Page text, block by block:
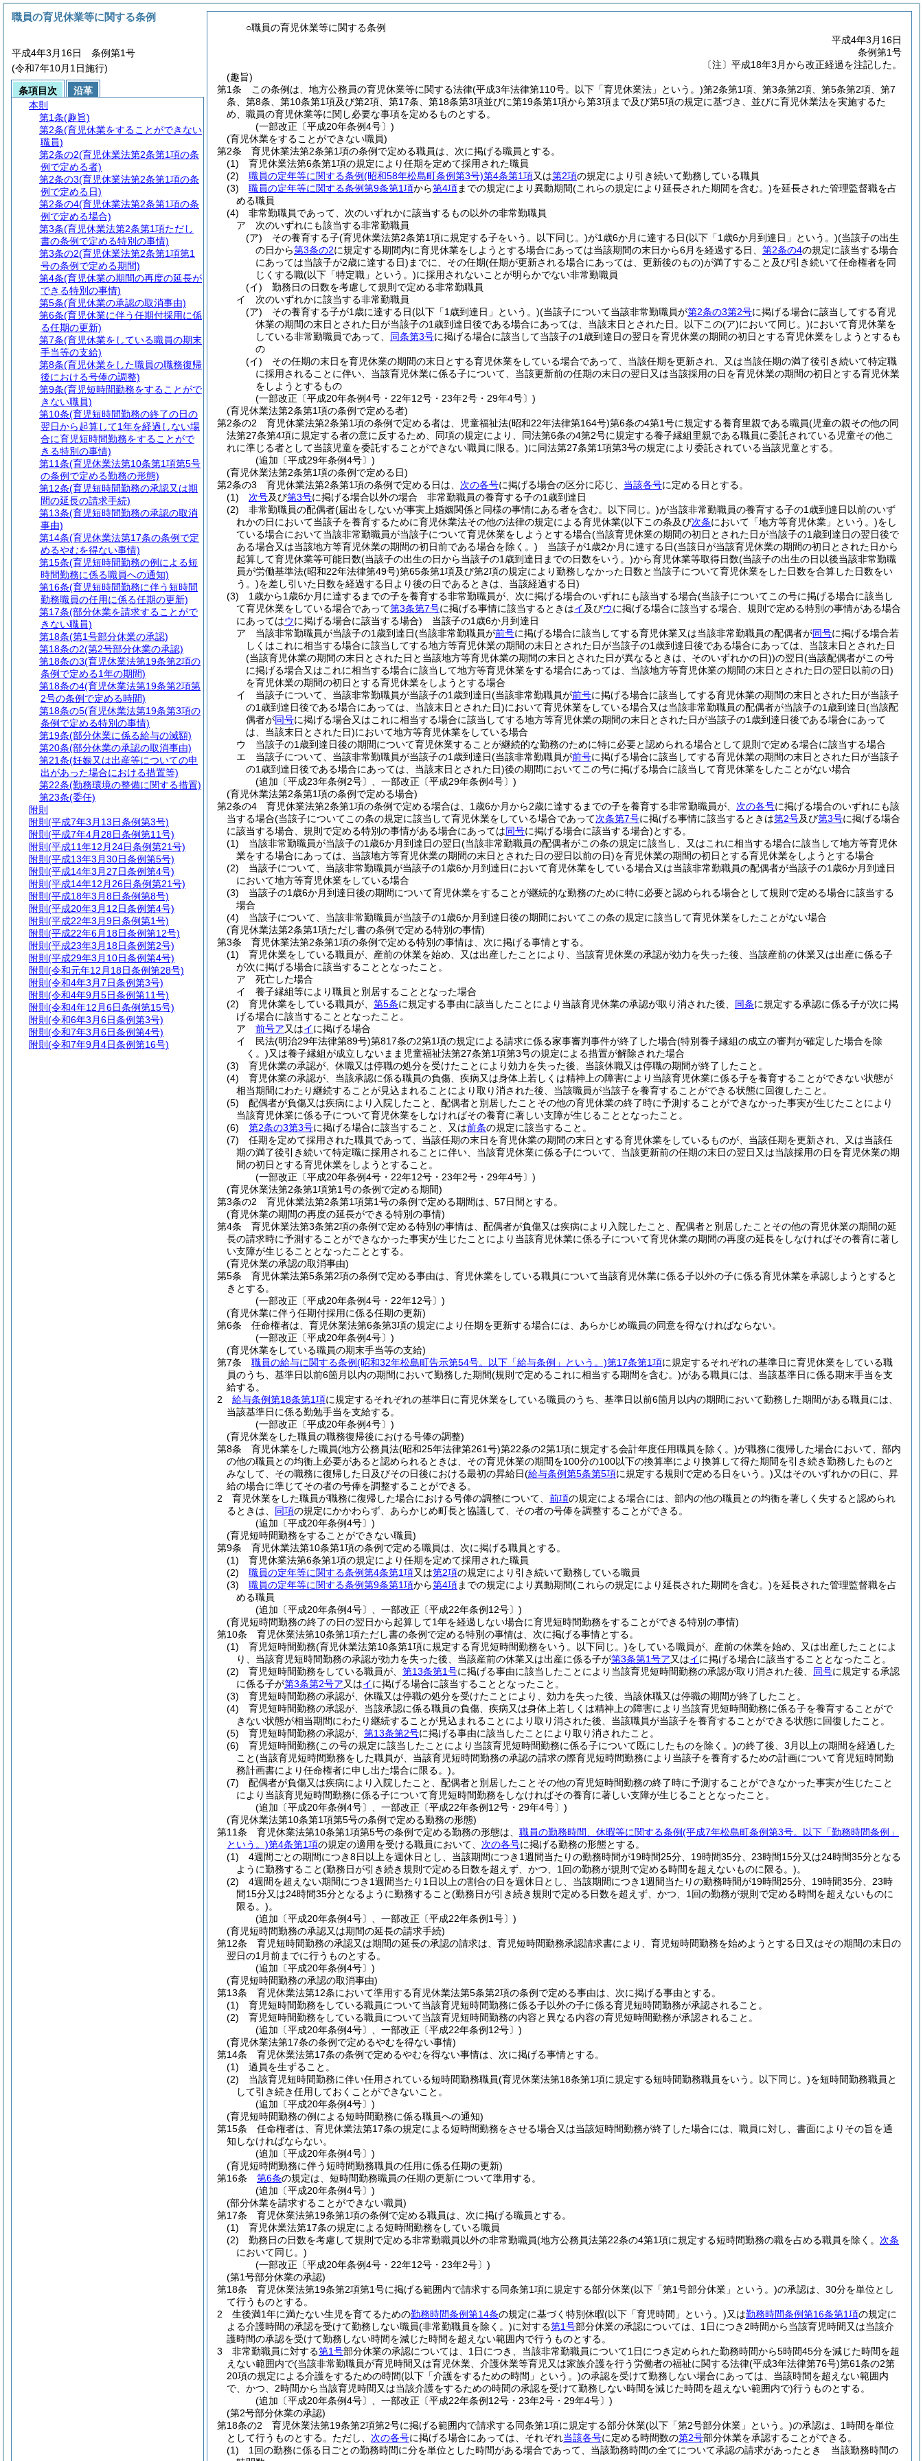
○職員の育児休業等に関する条例
平成4年3月16日
条例第1号
〔注〕平成18年3月から改正経過を注記した。
(趣旨)
第1条
この条例は、地方公務員の育児休業等に関する法律(平成3年法律第110号。以下「育児休業法」という。)第2条第1項、第3条第2項、第5条第2項、第7
条、第8条、第10条第1項及び第2項、第17条、第18条第3項並びに第19条第1項から第3項まで及び第5項の規定に基づき、並びに育児休業法を実施するた
め、職員の育児休業等に関し必要な事項を定めるものとする。
(一部改正〔平成20年条例4号〕)
(育児休業をすることができない職員)
第2条
育児休業法第2条第1項の条例で定める職員は、次に掲げる職員とする。
(1)
育児休業法第6条第1項の規定により任期を定めて採用された職員
(2)
職員の定年等に関する条例(昭和58年松島町条例第3号)第4条第1項又は第2項の規定により引き続いて勤務している職員
(3)
職員の定年等に関する条例第9条第1項から第4項までの規定により異動期間(これらの規定により延長された期間を含む。)を延長された管理監督職を占
める職員
(4)
非常勤職員であって、次のいずれかに該当するもの以外の非常勤職員
ア
次のいずれにも該当する非常勤職員
(ア)
その養育する子(育児休業法第2条第1項に規定する子をいう。以下同じ。)が1歳6か月に達する日(以下「1歳6か月到達日」という。)(当該子の出生
の日から第3条の2に規定する期間内に育児休業をしようとする場合にあっては当該期間の末日から6月を経過する日、第2条の4の規定に該当する場合
にあっては当該子が2歳に達する日) までに、その任期(任期が更新される場合にあっては、更新後のもの)が満了すること及び引き続いて任命権者を同
じくする職(以下「特定職」という。)に採用されないことが明らかでない非常勤職員
(イ)
勤務日の日数を考慮して規則で定める非常勤職員
イ
次のいずれかに該当する非常勤職員
(ア)
その養育する子が1歳に達する日(以下「1歳到達日」という。)(当該子について当該非常勤職員が第2条の3第2号に掲げる場合に該当してする育児
休業の期間の末日とされた日が当該子の1歳到達日後である場合にあっては、当該末日とされた日。以下この(ア)において同じ。)において育児休業を
している非常勤職員であって、 同条第3号に掲げる場合に該当して当該子の1歳到達日の翌日を育児休業の期間の初日とする育児休業をしようとするも
の
(イ)
その任期の末日を育児休業の期間の末日とする育児休業をしている場合であって、当該任期を更新され、又は当該任期の満了後引き続いて特定職
に採用されることに伴い、当該育児休業に係る子について、当該更新前の任期の末日の翌日又は当該採用の日を育児休業の期間の初日とする育児休業
をしようとするもの
(一部改正〔平成20年条例4号・22年12号・23年2号・29年4号〕)
(育児休業法第2条第1項の条例で定める者)
第2条の2
育児休業法第2条第1項の条例で定める者は、児童福祉法(昭和22年法律第164号)第6条の4第1号に規定する養育里親である職員(児童の親その他の同
法第27条第4項に規定する者の意に反するため、同項の規定により、同法第6条の4第2号に規定する養子縁組里親である職員に委託されている児童その他こ
れに準じる者として当該児童を委託することができない職員に限る。)に同法第27条第1項第3号の規定により委託されている当該児童とする。
(追加〔平成29年条例4号〕)
(育児休業法第2条第1項の条例で定める日)
第2条の3
育児休業法第2条第1項の条例で定める日は、 次の各号に掲げる場合の区分に応じ、 当該各号に定める日とする。
(1)
次号及び第3号に掲げる場合以外の場合 非常勤職員の養育する子の1歳到達日
(2)
非常勤職員の配偶者(届出をしないが事実上婚姻関係と同様の事情にある者を含む。以下同じ。)が当該非常勤職員の養育する子の1歳到達日以前のいず
れかの日において当該子を養育するために育児休業法その他の法律の規定による育児休業(以下この条及び次条において「地方等育児休業」という。)をし
ている場合において当該非常勤職員が当該子について育児休業をしようとする場合(当該育児休業の期間の初日とされた日が当該子の1歳到達日の翌日後で
ある場合又は当該地方等育児休業の期間の初日前である場合を除く。) 当該子が1歳2か月に達する日(当該日が当該育児休業の期間の初日とされた日から
起算して育児休業等可能日数(当該子の出生の日から当該子の1歳到達日までの日数をいう。)から育児休業等取得日数(当該子の出生の日以後当該非常勤職
員が労働基準法(昭和22年法律第49号)第65条第1項及び第2項の規定により勤務しなかった日数と当該子について育児休業をした日数を合算した日数をい
う。)を差し引いた日数を経過する日より後の日であるときは、当該経過する日)
(3)
1歳から1歳6か月に達するまでの子を養育する非常勤職員が、次に掲げる場合のいずれにも該当する場合(当該子についてこの号に掲げる場合に該当し
て育児休業をしている場合であって第3条第7号に掲げる事情に該当するときはイ及びウに掲げる場合に該当する場合、規則で定める特別の事情がある場合
にあってはウに掲げる場合に該当する場合) 当該子の1歳6か月到達日
ア
当該非常勤職員が当該子の1歳到達日(当該非常勤職員が前号に掲げる場合に該当してする育児休業又は当該非常勤職員の配偶者が同号に掲げる場合若
しくはこれに相当する場合に該当してする地方等育児休業の期間の末日とされた日が当該子の1歳到達日後である場合にあっては、当該末日とされた日
(当該育児休業の期間の末日とされた日と当該地方等育児休業の期間の末日とされた日が異なるときは、そのいずれかの日))の翌日(当該配偶者がこの号
に掲げる場合又はこれに相当する場合に該当して地方等育児休業をする場合にあっては、当該地方等育児休業の期間の末日とされた日の翌日以前の日)
を育児休業の期間の初日とする育児休業をしようとする場合
イ
当該子について、当該非常勤職員が当該子の1歳到達日(当該非常勤職員が前号に掲げる場合に該当してする育児休業の期間の末日とされた日が当該子
の1歳到達日後である場合にあっては、当該末日とされた日)において育児休業をしている場合又は当該非常勤職員の配偶者が当該子の1歳到達日(当該配
偶者が同号に掲げる場合又はこれに相当する場合に該当してする地方等育児休業の期間の末日とされた日が当該子の1歳到達日後である場合にあって
は、当該末日とされた日)において地方等育児休業をしている場合
ウ
当該子の1歳到達日後の期間について育児休業することが継続的な勤務のために特に必要と認められる場合として規則で定める場合に該当する場合
エ
当該子について、当該非常勤職員が当該子の1歳到達日(当該非常勤職員が前号に掲げる場合に該当してする育児休業の期間の末日とされた日が当該子
の1歳到達日後である場合にあっては、当該末日とされた日)後の期間においてこの号に掲げる場合に該当して育児休業をしたことがない場合
(追加〔平成23年条例2号〕、一部改正〔平成29年条例4号〕)
(育児休業法第2条第1項の条例で定める場合)
第2条の4
育児休業法第2条第1項の条例で定める場合は、1歳6か月から2歳に達するまでの子を養育する非常勤職員が、 次の各号に掲げる場合のいずれにも該
当する場合(当該子についてこの条の規定に該当して育児休業をしている場合であって次条第7号に掲げる事情に該当するときは第2号及び第3号に掲げる場合
に該当する場合、規則で定める特別の事情がある場合にあっては同号に掲げる場合に該当する場合)とする。
(1)
当該非常勤職員が当該子の1歳6か月到達日の翌日(当該非常勤職員の配偶者がこの条の規定に該当し、又はこれに相当する場合に該当して地方等育児休
業をする場合にあっては、当該地方等育児休業の期間の末日とされた日の翌日以前の日)を育児休業の期間の初日とする育児休業をしようとする場合
(2)
当該子について、当該非常勤職員が当該子の1歳6か月到達日において育児休業をしている場合又は当該非常勤職員の配偶者が当該子の1歳6か月到達日
において地方等育児休業をしている場合
(3)
当該子の1歳6か月到達日後の期間について育児休業をすることが継続的な勤務のために特に必要と認められる場合として規則で定める場合に該当する
場合
(4)
当該子について、当該非常勤職員が当該子の1歳6か月到達日後の期間においてこの条の規定に該当して育児休業をしたことがない場合
(育児休業法第2条第1項ただし書の条例で定める特別の事情)
第3条
育児休業法第2条第1項の条例で定める特別の事情は、次に掲げる事情とする。
(1)
育児休業をしている職員が、産前の休業を始め、又は出産したことにより、当該育児休業の承認が効力を失った後、当該産前の休業又は出産に係る子
が次に掲げる場合に該当することとなったこと。
ア
死亡した場合
イ
養子縁組等により職員と別居することとなった場合
(2)
育児休業をしている職員が、 第5条に規定する事由に該当したことにより当該育児休業の承認が取り消された後、 同条に規定する承認に係る子が次に掲
げる場合に該当することとなったこと。
ア
前号ア又はイに掲げる場合
イ
民法(明治29年法律第89号)第817条の2第1項の規定による請求に係る家事審判事件が終了した場合(特別養子縁組の成立の審判が確定した場合を除
く。)又は養子縁組が成立しないまま児童福祉法第27条第1項第3号の規定による措置が解除された場合
(3)
育児休業の承認が、休職又は停職の処分を受けたことにより効力を失った後、当該休職又は停職の期間が終了したこと。
(4)
育児休業の承認が、当該承認に係る職員の負傷、疾病又は身体上若しくは精神上の障害により当該育児休業に係る子を養育することができない状態が
相当期間にわたり継続することが見込まれることにより取り消された後、当該職員が当該子を養育することができる状態に回復したこと。
(5)
配偶者が負傷又は疾病により入院したこと、配偶者と別居したことその他の育児休業の終了時に予測することができなかった事実が生じたことにより
当該育児休業に係る子について育児休業をしなければその養育に著しい支障が生じることとなったこと。
(6)
第2条の3第3号に掲げる場合に該当すること、又は前条の規定に該当すること。
(7)
任期を定めて採用された職員であって、当該任期の末日を育児休業の期間の末日とする育児休業をしているものが、当該任期を更新され、又は当該任
期の満了後引き続いて特定職に採用されることに伴い、当該育児休業に係る子について、当該更新前の任期の末日の翌日又は当該採用の日を育児休業の期
間の初日とする育児休業をしようとすること。
(一部改正〔平成20年条例4号・22年12号・23年2号・29年4号〕)
(育児休業法第2条第1項第1号の条例で定める期間)
第3条の2
育児休業法第2条第1項第1号の条例で定める期間は、57日間とする。
(育児休業の期間の再度の延長ができる特別の事情)
第4条
育児休業法第3条第2項の条例で定める特別の事情は、配偶者が負傷又は疾病により入院したこと、配偶者と別居したことその他の育児休業の期間の延
長の請求時に予測することができなかった事実が生じたことにより当該育児休業に係る子について育児休業の期間の再度の延長をしなければその養育に著し
い支障が生じることとなったこととする。
(育児休業の承認の取消事由)
第5条
育児休業法第5条第2項の条例で定める事由は、育児休業をしている職員について当該育児休業に係る子以外の子に係る育児休業を承認しようとすると
きとする。
(一部改正〔平成20年条例4号・22年12号〕)
(育児休業に伴う任期付採用に係る任期の更新)
第6条
任命権者は、育児休業法第6条第3項の規定により任期を更新する場合には、あらかじめ職員の同意を得なければならない。
(一部改正〔平成20年条例4号〕)
(育児休業をしている職員の期末手当等の支給)
第7条
職員の給与に関する条例(昭和32年松島町告示第54号。以下「給与条例」という。)第17条第1項に規定するそれぞれの基準日に育児休業をしている職
員のうち、基準日以前6箇月以内の期間において勤務した期間(規則で定めるこれに相当する期間を含む。)がある職員には、当該基準日に係る期末手当を支
給する。
2
給与条例第18条第1項に規定するそれぞれの基準日に育児休業をしている職員のうち、基準日以前6箇月以内の期間において勤務した期間がある職員には、
当該基準日に係る勤勉手当を支給する。
(一部改正〔平成20年条例4号〕)
(育児休業をした職員の職務復帰後における号俸の調整)
第8条
育児休業をした職員(地方公務員法(昭和25年法律第261号)第22条の2第1項に規定する会計年度任用職員を除く。)が職務に復帰した場合において、部内
の他の職員との均衡上必要があると認められるときは、その育児休業の期間を100分の100以下の換算率により換算して得た期間を引き続き勤務したものと
みなして、その職務に復帰した日及びその日後における最初の昇給日(給与条例第5条第5項に規定する規則で定める日をいう。)又はそのいずれかの日に、昇
給の場合に準じてその者の号俸を調整することができる。
2
育児休業をした職員が職務に復帰した場合における号俸の調整について、 前項の規定による場合には、部内の他の職員との均衡を著しく失すると認められ
るときは、 同項の規定にかかわらず、あらかじめ町長と協議して、その者の号俸を調整することができる。
(追加〔平成20年条例4号〕)
(育児短時間勤務をすることができない職員)
第9条
育児休業法第10条第1項の条例で定める職員は、次に掲げる職員とする。
(1)
育児休業法第6条第1項の規定により任期を定めて採用された職員
(2)
職員の定年等に関する条例第4条第1項又は第2項の規定により引き続いて勤務している職員
(3)
職員の定年等に関する条例第9条第1項から第4項までの規定により異動期間(これらの規定により延長された期間を含む。)を延長された管理監督職を占
める職員
(追加〔平成20年条例4号〕、一部改正〔平成22年条例12号〕)
(育児短時間勤務の終了の日の翌日から起算して1年を経過しない場合に育児短時間勤務をすることができる特別の事情)
第10条
育児休業法第10条第1項ただし書の条例で定める特別の事情は、次に掲げる事情とする。
(1)
育児短時間勤務(育児休業法第10条第1項に規定する育児短時間勤務をいう。以下同じ。)をしている職員が、産前の休業を始め、又は出産したことによ
り、当該育児短時間勤務の承認が効力を失った後、当該産前の休業又は出産に係る子が第3条第1号ア又はイに掲げる場合に該当することとなったこと。
(2)
育児短時間勤務をしている職員が、 第13条第1号に掲げる事由に該当したことにより当該育児短時間勤務の承認が取り消された後、 同号に規定する承認
に係る子が第3条第2号ア又はイに掲げる場合に該当することとなったこと。
(3)
育児短時間勤務の承認が、休職又は停職の処分を受けたことにより、効力を失った後、当該休職又は停職の期間が終了したこと。
(4)
育児短時間勤務の承認が、当該承認に係る職員の負傷、疾病又は身体上若しくは精神上の障害により当該育児短時間勤務に係る子を養育することがで
きない状態が相当期間にわたり継続することが見込まれることにより取り消された後、当該職員が当該子を養育することができる状態に回復したこと。
(5)
育児短時間勤務の承認が、 第13条第2号に掲げる事由に該当したことにより取り消されたこと。
(6)
育児短時間勤務(この号の規定に該当したことにより当該育児短時間勤務に係る子について既にしたものを除く。)の終了後、3月以上の期間を経過した
こと(当該育児短時間勤務をした職員が、当該育児短時間勤務の承認の請求の際育児短時間勤務により当該子を養育するための計画について育児短時間勤
務計画書により任命権者に申し出た場合に限る。)。
(7)
配偶者が負傷又は疾病により入院したこと、配偶者と別居したことその他の育児短時間勤務の終了時に予測することができなかった事実が生じたこと
により当該育児短時間勤務に係る子について育児短時間勤務をしなければその養育に著しい支障が生じることとなったこと。
(追加〔平成20年条例4号〕、一部改正〔平成22年条例12号・29年4号〕)
(育児休業法第10条第1項第5号の条例で定める勤務の形態)
第11条
育児休業法第10条第1項第5号の条例で定める勤務の形態は、 職員の勤務時間、休暇等に関する条例(平成7年松島町条例第3号。以下「勤務時間条例」
という。)第4条第1項の規定の適用を受ける職員において、 次の各号に掲げる勤務の形態とする。
(1)
4週間ごとの期間につき8日以上を週休日とし、当該期間につき1週間当たりの勤務時間が19時間25分、19時間35分、23時間15分又は24時間35分となる
ように勤務すること(勤務日が引き続き規則で定める日数を超えず、かつ、1回の勤務が規則で定める時間を超えないものに限る。)。
(2)
4週間を超えない期間につき1週間当たり1日以上の割合の日を週休日とし、当該期間につき1週間当たりの勤務時間が19時間25分、19時間35分、23時
間15分又は24時間35分となるように勤務すること(勤務日が引き続き規則で定める日数を超えず、かつ、1回の勤務が規則で定める時間を超えないものに
限る。)。
(追加〔平成20年条例4号〕、一部改正〔平成22年条例1号〕)
(育児短時間勤務の承認又は期間の延長の請求手続)
第12条
育児短時間勤務の承認又は期間の延長の承認の請求は、育児短時間勤務承認請求書により、育児短時間勤務を始めようとする日又はその期間の末日の
翌日の1月前までに行うものとする。
(追加〔平成20年条例4号〕)
(育児短時間勤務の承認の取消事由)
第13条
育児休業法第12条において準用する育児休業法第5条第2項の条例で定める事由は、次に掲げる事由とする。
(1)
育児短時間勤務をしている職員について当該育児短時間勤務に係る子以外の子に係る育児短時間勤務が承認されること。
(2)
育児短時間勤務をしている職員について当該育児短時間勤務の内容と異なる内容の育児短時間勤務が承認されること。
(追加〔平成20年条例4号〕、一部改正〔平成22年条例12号〕)
(育児休業法第17条の条例で定めるやむを得ない事情)
第14条
育児休業法第17条の条例で定めるやむを得ない事情は、次に掲げる事情とする。
(1)
過員を生ずること。
(2)
当該育児短時間勤務に伴い任用されている短時間勤務職員(育児休業法第18条第1項に規定する短時間勤務職員をいう。以下同じ。)を短時間勤務職員と
して引き続き任用しておくことができないこと。
(追加〔平成20年条例4号〕)
(育児短時間勤務の例による短時間勤務に係る職員への通知)
第15条
任命権者は、育児休業法第17条の規定による短時間勤務をさせる場合又は当該短時間勤務が終了した場合には、職員に対し、書面によりその旨を通
知しなければならない。
(追加〔平成20年条例4号〕)
(育児短時間勤務に伴う短時間勤務職員の任用に係る任期の更新)
第16条
第6条の規定は、短時間勤務職員の任期の更新について準用する。
(追加〔平成20年条例4号〕)
(部分休業を請求することができない職員)
第17条
育児休業法第19条第1項の条例で定める職員は、次に掲げる職員とする。
(1)
育児休業法第17条の規定による短時間勤務をしている職員
(2)
勤務日の日数を考慮して規則で定める非常勤職員以外の非常勤職員(地方公務員法第22条の4第1項に規定する短時間勤務の職を占める職員を除く。 次条
において同じ。)
(一部改正〔平成20年条例4号・22年12号・23年2号〕)
(第1号部分休業の承認)
第18条
育児休業法第19条第2項第1号に掲げる範囲内で請求する同条第1項に規定する部分休業(以下「第1号部分休業」という。)の承認は、30分を単位とし
て行うものとする。
2
生後満1年に満たない生児を育てるための勤務時間条例第14条の規定に基づく特別休暇(以下「育児時間」という。)又は勤務時間条例第16条第1項の規定に
よる介護時間の承認を受けて勤務しない職員(非常勤職員を除く。)に対する第1号部分休業の承認については、1日につき2時間から当該育児時間又は当該介
護時間の承認を受けて勤務しない時間を減じた時間を超えない範囲内で行うものとする。
3
非常勤職員に対する第1号部分休業の承認については、1日につき、当該非常勤職員について1日につき定められた勤務時間から5時間45分を減じた時間を超
えない範囲内で(当該非常勤職員が育児時間又は育児休業、介護休業等育児又は家族介護を行う労働者の福祉に関する法律(平成3年法律第76号)第61条の2第
20項の規定による介護をするための時間(以下「介護をするための時間」という。)の承認を受けて勤務しない場合にあっては、当該時間を超えない範囲内
で、かつ、2時間から当該育児時間又は当該介護をするための時間の承認を受けて勤務しない時間を減じた時間を超えない範囲内で)行うものとする。
(追加〔平成20年条例4号〕、一部改正〔平成22年条例12号・23年2号・29年4号〕)
(第2号部分休業の承認)
第18条の2
育児休業法第19条第2項第2号に掲げる範囲内で請求する同条第1項に規定する部分休業(以下「第2号部分休業」という。)の承認は、1時間を単位
として行うものとする。 ただし、 次の各号に掲げる場合にあっては、それぞれ当該各号に定める時間数の第2号部分休業を承認することができる。
(1)
1回の勤務に係る日ごとの勤務時間に分を単位とした時間がある場合であって、当該勤務時間の全てについて承認の請求があったとき 当該勤務時間の
職員の育児休業等に関する条例
平成4年3月16日 条例第1号
(令和7年10月1日施行)
条項目次
沿革
本則
第1条(趣旨)
第2条(育児休業をすることができない
職員)
第2条の2(育児休業法第2条第1項の条
例で定める者)
第2条の3(育児休業法第2条第1項の条
例で定める日)
第2条の4(育児休業法第2条第1項の条
例で定める場合)
第3条(育児休業法第2条第1項ただし
書の条例で定める特別の事情)
第3条の2(育児休業法第2条第1項第1
号の条例で定める期間)
第4条(育児休業の期間の再度の延長が
できる特別の事情)
第5条(育児休業の承認の取消事由)
第6条(育児休業に伴う任期付採用に係
る任期の更新)
第7条(育児休業をしている職員の期末
手当等の支給)
第8条(育児休業をした職員の職務復帰
後における号俸の調整)
第9条(育児短時間勤務をすることがで
きない職員)
第10条(育児短時間勤務の終了の日の
翌日から起算して1年を経過しない場
合に育児短時間勤務をすることがで
きる特別の事情)
第11条(育児休業法第10条第1項第5号
の条例で定める勤務の形態)
第12条(育児短時間勤務の承認又は期
間の延長の請求手続)
第13条(育児短時間勤務の承認の取消
事由)
第14条(育児休業法第17条の条例で定
めるやむを得ない事情)
第15条(育児短時間勤務の例による短
時間勤務に係る職員への通知)
第16条(育児短時間勤務に伴う短時間
勤務職員の任用に係る任期の更新)
第17条(部分休業を請求することがで
きない職員)
第18条(第1号部分休業の承認)
第18条の2(第2号部分休業の承認)
第18条の3(育児休業法第19条第2項の
条例で定める1年の期間)
第18条の4(育児休業法第19条第2項第
2号の条例で定める時間)
第18条の5(育児休業法第19条第3項の
条例で定める特別の事情)
第19条(部分休業に係る給与の減額)
第20条(部分休業の承認の取消事由)
第21条(妊娠又は出産等についての申
出があった場合における措置等)
第22条(勤務環境の整備に関する措置)
第23条(委任)
附則
附則 (平成7年3月13日条例第3号)
附則 (平成7年4月28日条例第11号)
附則 (平成11年12月24日条例第21号)
附則 (平成13年3月30日条例第5号)
附則 (平成14年3月27日条例第4号)
附則 (平成14年12月26日条例第21号)
附則 (平成18年3月8日条例第8号)
附則 (平成20年3月12日条例第4号)
附則 (平成22年3月9日条例第1号)
附則 (平成22年6月18日条例第12号)
附則 (平成23年3月18日条例第2号)
附則 (平成29年3月10日条例第4号)
附則 (令和元年12月18日条例第28号)
附則 (令和4年3月7日条例第3号)
附則 (令和4年9月5日条例第11号)
附則 (令和4年12月6日条例第15号)
附則 (令和6年3月6日条例第3号)
附則 (令和7年3月6日条例第4号)
附則 (令和7年9月4日条例第16号)